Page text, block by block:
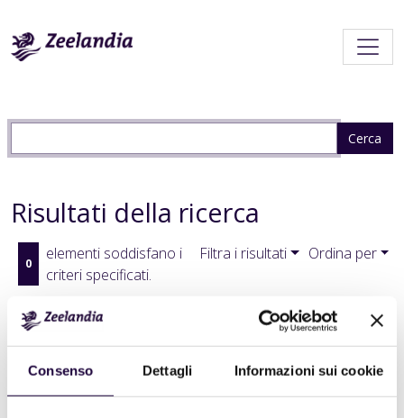
Consenso Dettagli Informazioni sui cookie
Risultati della ricerca
0
elementi soddisfano i
criteri specificati.
Filtra i risultati Ordina per
La ricerca non ha prodotto risultati.
Iscriviti a un feed RSS sempre aggiornato.